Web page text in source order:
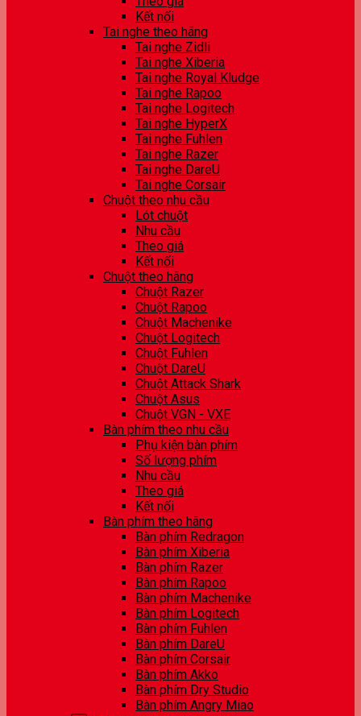
Kết nối
Tai nghe theo hãng
Tai nghe Zidli
Tai nghe Xiberia
Tai nghe Royal Kludge
Tai nghe Rapoo
Tai nghe Logitech
Tai nghe HyperX
Tai nghe Fuhlen
Tai nghe Razer
Tai nghe DareU
Tai nghe Corsair
Chuột theo nhu cầu
Lót chuột
Nhu cầu
Theo giá
Kết nối
Chuột theo hãng
Chuột Razer
Chuột Rapoo
Chuột Machenike
Chuột Logitech
Chuột Fuhlen
Chuột DareU
Chuột Attack Shark
Chuột Asus
Chuột VGN - VXE
Bàn phím theo nhu cầu
Phụ kiện bàn phím
Số lượng phím
Nhu cầu
Theo giá
Kết nối
Bàn phím theo hãng
Bàn phím Redragon
Bàn phím Xiberia
Bàn phím Razer
Bàn phím Rapoo
Bàn phím Machenike
Bàn phím Logitech
Bàn phím Fuhlen
Bàn phím DareU
Bàn phím Corsair
Bàn phím Akko
Bàn phím Dry Studio
Bàn phím Angry Miao